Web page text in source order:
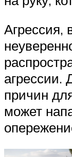
Агрессия,
агрессии.
причин
может